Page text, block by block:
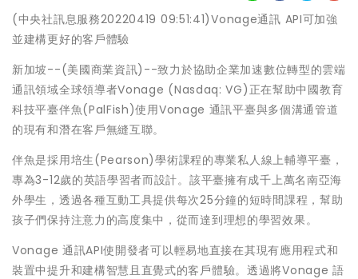
(中央社訊息服務20220419 09:51:41)Vonage通訊 API可加強
並建構更好的客戶體驗
新加坡--(美國商業資訊)--致力於協助企業加速數位轉型的雲端
通訊領域全球領導者Vonage (Nasdaq: VG)正在幫助中國教育
科技平臺伴魚(PalFish)使用Vonage 通訊平臺與多個溝通管道
的現有和潛在客戶無縫互聯。
伴魚是採用培生(Pearson)學術課程的專業私人線上輔導平臺，
專為3-12歲的英語學習者而設計。該平臺擁有成千上萬名南亞海
外學生，透過各種互動工具提供每次25分鐘的短時間課程，幫助
孩子們保持注意力的高度集中，從而達到理想的學習效果。
Vonage 通訊API使開發者可以輕易地直接在其現有應用程式和
裝置中提升和建構智慧且直覺式的客戶體驗。透過將Vonage 語